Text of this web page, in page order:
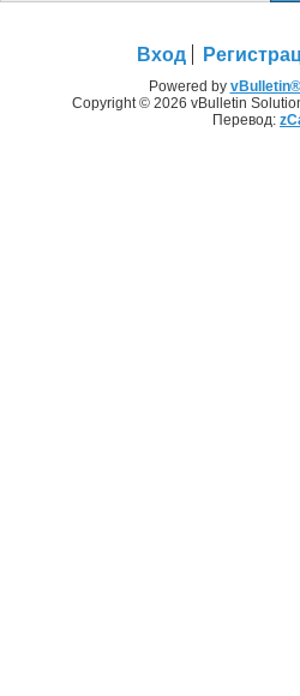
Вход
Powered by vBulletin®
Copyright © 2026 vBulletin
Перевод: